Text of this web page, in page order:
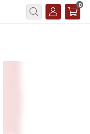
Buscar
0